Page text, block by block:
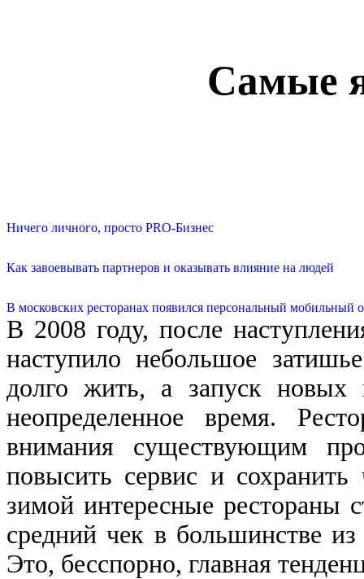
Самые
Ничего личного, просто PRO-Бизнес
Как завоевывать партнеров и оказывать влияние на людей
В московских ресторанах появился персональный мобильный
В 2008 году, после
наступило небольшое
долго жить, а запуск
неопределенное время.
внимания существующим
повысить сервис и
зимой интересные рестораны
средний чек в большинстве
Это, бесспорно, главная